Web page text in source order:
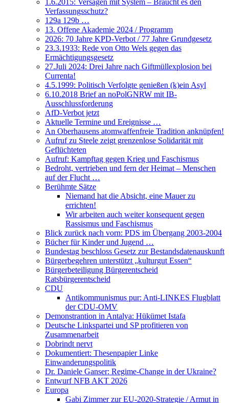
1.6.2015: Versagen mit System – Braucht es den
Verfassungsschutz?
129a 129b …
13. Offene Akademie 2024 / Programm
2026: 70 Jahre KPD-Verbot / 77 Jahre Grundgesetz
23.3.1933: Rede von Otto Wels gegen das
Ermächtigungsgesetz
27.Juli 2024: Drei Jahre nach Giftmüllexplosion bei
Currenta!
4.5.1999: Politisch Verfolgte genießen (k)ein Asyl
6.10.2018 Brief an noPolGNRW mit IB-
Ausschlussforderung
AfD-Verbot jetzt
Aktuelle Termine und Ereignisse …
An Oberhausens atomwaffenfreie Tradition anknüpfen!
Aufruf zu Steele zeigt grenzenlose Solidarität mit
Geflüchteten
Aufruf: Kampftag gegen Krieg und Faschismus
Bedroht, vertrieben und fern der Heimat – Menschen
auf der Flucht …
Berühmte Sätze
Niemand hat die Absicht, eine Mauer zu
errichten!
Wir arbeiten auch weiter konsequent gegen
Rassismus und Faschismus
Blick zurück nach vorn: PDS im Übergang 2003-2004
Bücher für Kinder und Jugend …
Bundestag beschloss Gesetz zur Bestandsdatenauskunft
Bürgerbegehren unterstützt „kulturgut Essen“
Bürgerbeteiligung Bürgerentscheid
Ratsbürgerentscheid
CDU
Antikommunismus pur: Anti-LINKES Flugblatt
der CDU-OMV
Demonstrantion in Antalya: Hükümet Istafa
Deutsche Linkspartei und SP profitieren von
Zusammenarbeit
Dobrindt nervt
Dokumentiert: Thesenpapier Linke
Einwanderungspolitik
Dr. Daniele Ganser: Regime-Change in der Ukraine?
Entwurf NFB AKT 2026
Europa
Gabi Zimmer zur EU-2020-Strategie / Armut in